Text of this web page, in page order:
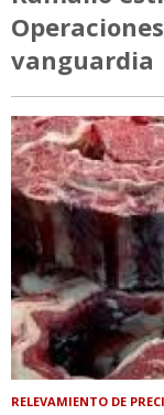
vanguardia
RELEVAMIENTO DE